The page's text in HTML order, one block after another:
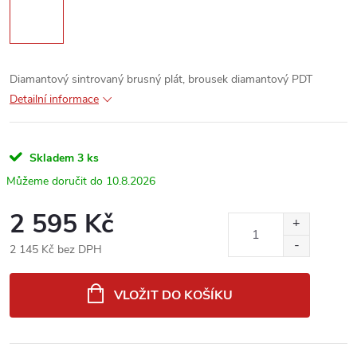
Diamantový sintrovaný brusný plát, brousek diamantový PDT
Detailní informace
Skladem 3 ks
10.8.2026
2 595 Kč
2 145 Kč bez DPH
VLOŽIT DO KOŠÍKU